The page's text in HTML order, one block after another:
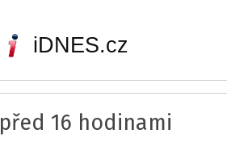
iDNES.cz
před 16 hodinami